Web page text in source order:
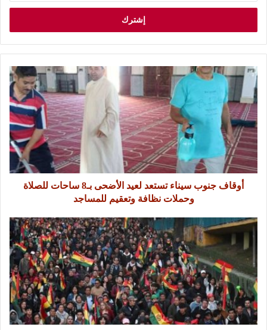
أوقاف جنوب سيناء تستعد لعيد الأضحى بـ8 ساحات للصلاة
وحملات نظافة وتعقيم للمساجد